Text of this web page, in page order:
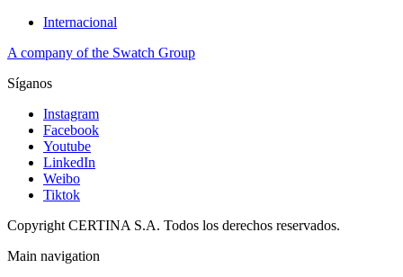
Internacional
A company of the Swatch Group
Síganos
Instagram
Facebook
Youtube
LinkedIn
Weibo
Tiktok
Copyright CERTINA S.A. Todos los derechos reservados.
Main navigation